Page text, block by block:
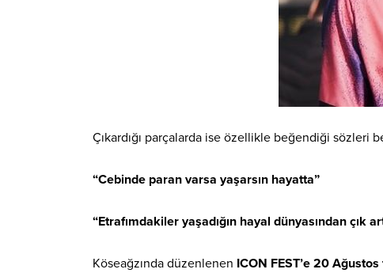
Çıkardığı parçalarda ise özellikle beğendiği sözleri
“Cebinde paran varsa yaşarsın hayatta”
“Etrafımdakiler yaşadığın hayal dünyasından çık
Köseağzında düzenlenen ICON FEST’e 20